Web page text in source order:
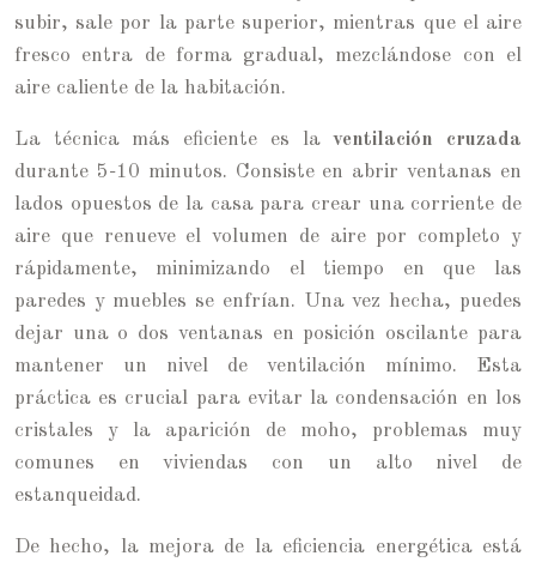
subir, sale por la parte superior, mientras que el aire
fresco entra de forma gradual, mezclándose con el
aire caliente de la habitación.
La técnica más eficiente es laventilación cruzada
durante 5-10 minutos. Consiste en abrir ventanas en
lados opuestos de la casa para crear una corriente de
aire que renueve el volumen de aire por completo y
rápidamente, minimizando el tiempo en que las
paredes y muebles se enfrían. Una vez hecha, puedes
dejar una o dos ventanas en posición oscilante para
mantener un nivel de ventilación mínimo. Esta
práctica es crucial para evitar la condensación en los
cristales y la aparición de moho, problemas muy
comunes en viviendas con un alto nivel de
estanqueidad.
De hecho, la mejora de la eficiencia energética está